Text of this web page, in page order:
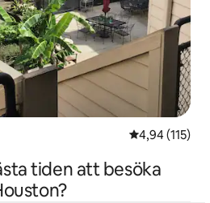
4,94 av 5 i
4,94 (115)
tiden att besöka